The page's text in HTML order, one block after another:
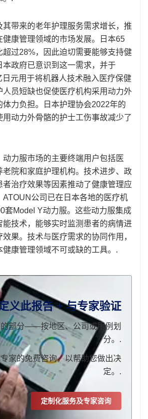
其带来的老年护理服务需求增长，推
健康管理领域的市场发展。日本65
超过28%，因此迫切需要能够支持健
本政府已意识到这一需求，并于
元用于将机器人技术融入医疗保健
人员短缺也促使医疗机构采用动力外
体力负担。日本护理协会2022年的
动力外骨骼的护士工伤事故减少了
动力服市场的主要终端用户包括医
老院和家庭护理机构。技术进步、政
者治疗效果等因素推动了健康管理应
ATOUN公司已在日本各地的医疗机
套Model Y动力服。这些动力服集成
能技术，能够实时监测患者的病情进
果。技术与医疗需求的协同作用，
康管理领域不可或缺的工具。.
义此报告 + 与专家验证
部分——按地区、公司或用例划
分。.
家的免费咨询，以帮助您做出决
定。.
定制化服务及专家咨询